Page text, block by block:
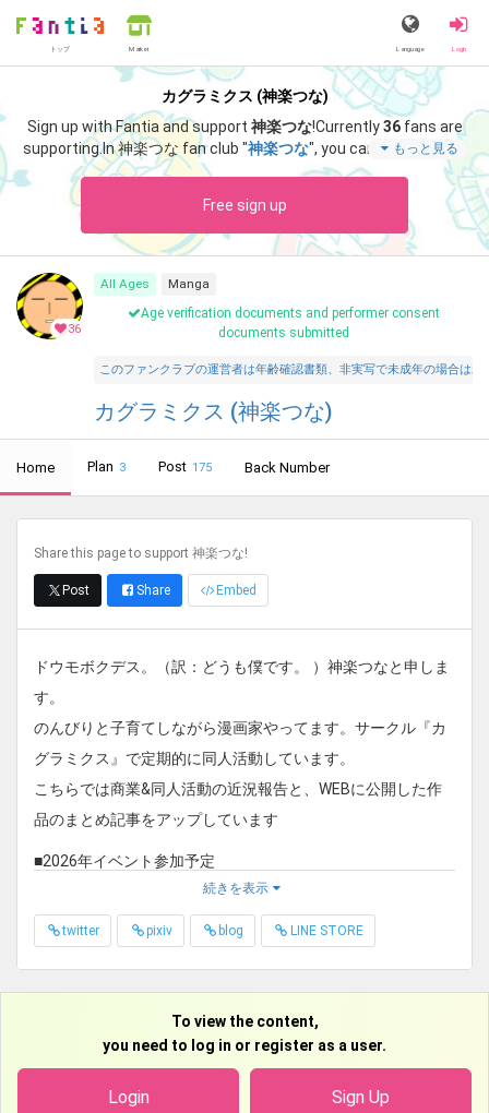
トップ Market Language Login
カグラミクス (神楽つな)
Sign up with Fantia and support 神楽つな!Currently36fans are
supporting.In 神楽つな fan club "神楽つな", you can enjoy specia
l content such as " 7月アゲた絵とまんがひとまとめ
もっと見る
Free sign up
36
All Ages
Manga
Age verification documents and performer consent
documents submitted
このファンクラブの運営者は年齢確認書類、非実写で未成年の場合は
カグラミクス (神楽つな)
Home Plan 3 Post 175 Back Number
Share this page to support 神楽つな!
Post Share Embed
ドウモボクデス。（訳：どうも僕です。 ）神楽つなと申しま
す。
のんびりと子育てしながら漫画家やってます。サークル『カ
グラミクス』で定期的に同人活動しています。
こちらでは商業&同人活動の近況報告と、WEBに公開した作
品のまとめ記事をアップしています
■2026年イベント参加予定
8/15 夏コミ コミックマーケット108 1日目(土)南p08ab
(南１ホール)『カグラミクス』
8/16 夏コミ コミックマーケット108 2日目(日)東Ｃ43a
8/30 超かぐや姫!オンリー 宇宙でいちばんおひめさま！ 申
続きを表示
twitter pixiv blog LINE STORE
To view the content,
you need to log in or register as a user.
Login Sign Up